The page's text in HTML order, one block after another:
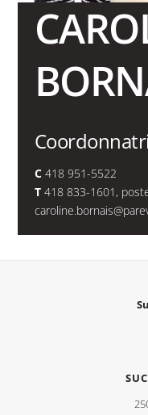
C418 951-5522
T 418 833-1601,